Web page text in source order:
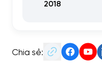
2018
Chia sẻ: